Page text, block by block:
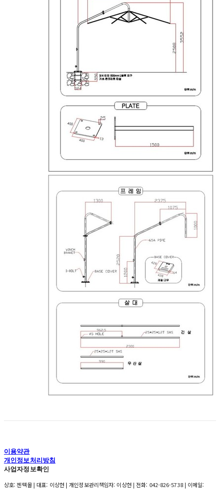
이용약관
개인정보처리방침
사업자정보확인
상호: 젠텍몰 | 대표: 이상현 | 개인정보관리책임자: 이상현 | 전화: 042-826-5738 | 이메일: